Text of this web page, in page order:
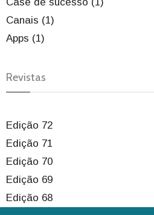
Canais (1)
Apps (1)
Revistas
Edição 72
Edição 71
Edição 70
Edição 69
Edição 68